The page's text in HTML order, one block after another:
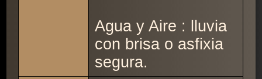
Agua y Aire : lluvia
con brisa o asfixia
segura.